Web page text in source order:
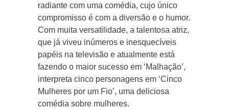
radiante com uma comédia, cujo único
compromisso é com a diversão e o humor.
Com muita versatilidade, a talentosa atriz,
que já viveu inúmeros e inesquecíveis
papéis na televisão e atualmente está
fazendo o maior sucesso em ‘Malhação’,
interpreta cinco personagens em ‘Cinco
Mulheres por um Fio’, uma deliciosa
comédia sobre mulheres.